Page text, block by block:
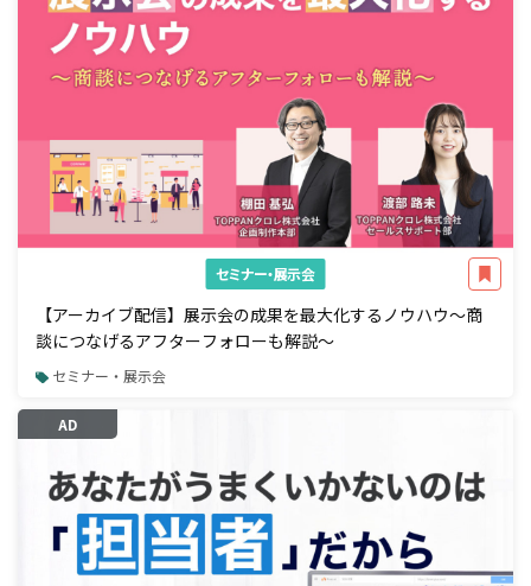
セミナー・展示会
【アーカイブ配信】展示会の成果を最大化するノウハウ～商
談につなげるアフターフォローも解説～
セミナー・展示会
AD